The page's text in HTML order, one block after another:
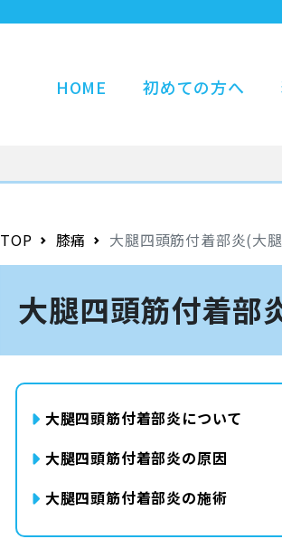
HOME 初めての方へ
TOP 膝痛 大腿四頭筋付着部炎(大
大腿四頭筋付着部
大腿四頭筋付着部炎について
大腿四頭筋付着部炎の原因
大腿四頭筋付着部炎の施術